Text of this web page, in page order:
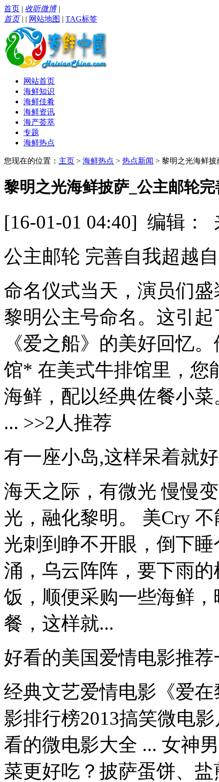
首页 | 收听微博|
首页| | 网站地图 | TAG标签
网站首页
海鲜知识
海鲜佳肴
海鲜资讯
海产荟萃
专题
海鲜热点
您现在的位置： 主页 > 海鲜热点 > 热点新闻 > 黎明之光海鲜
黎明之光海鲜披萨_公主邮轮
[16-01-01 04:40] 编辑
公主邮轮 完善自我超越
命名仪式当天，演员们
黎明公主号命名。这引
《爱之船》的美好回忆
馆* 在美式牛排馆里，您
海鲜，配以经典佐餐小
... >>2人推荐
有一座小岛,这样呆着就好
海天之际，有微光 慢慢
光，融化黎明。 美Cry
光刺到睁不开眼，倒下
涌，乌云阵阵，要下雨
饭，顺便采购一些海鲜
餐，这样就...
好看的美国爱情电影推荐
经典文艺爱情电影《爱
影排行榜2013搞笑微电
看的微电影大全 ... 女神
菜更好吃？披萨蛋饼、